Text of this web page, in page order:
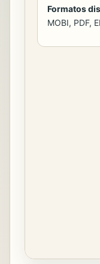
Formatos
MOBI, PDF,